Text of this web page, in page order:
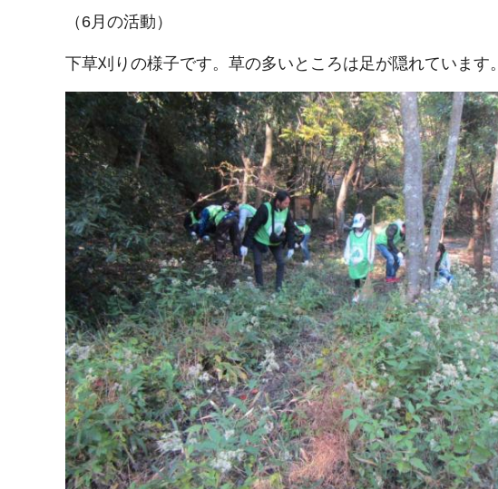
（6月の活動）
下草刈りの様子です。草の多いところは足が隠れています。